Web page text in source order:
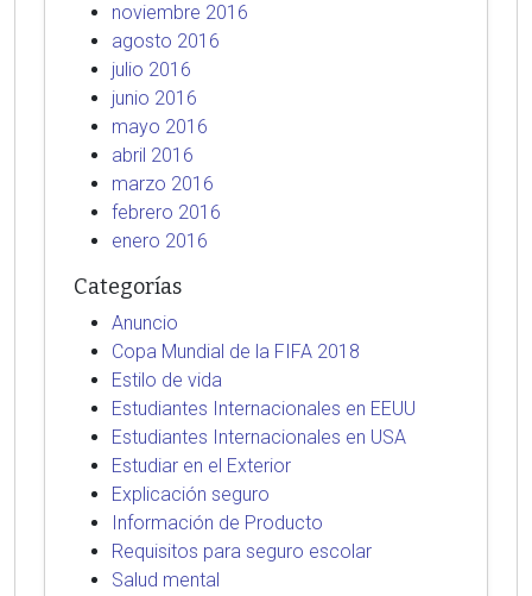
noviembre 2016
agosto 2016
julio 2016
junio 2016
mayo 2016
abril 2016
marzo 2016
febrero 2016
enero 2016
Categorías
Anuncio
Copa Mundial de la FIFA 2018
Estilo de vida
Estudiantes Internacionales en EEUU
Estudiantes Internacionales en USA
Estudiar en el Exterior
Explicación seguro
Información de Producto
Requisitos para seguro escolar
Salud mental